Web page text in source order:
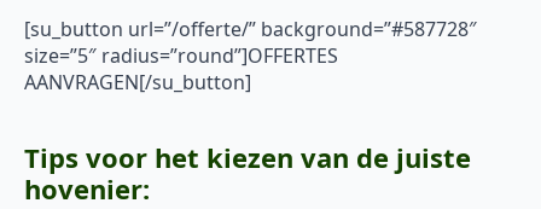
[su_button url=”/offerte/” background=”#587728″
size=”5″ radius=”round”]OFFERTES
AANVRAGEN[/su_button]
Tips voor het kiezen van de juiste
hovenier: